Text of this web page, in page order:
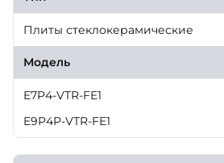
Плиты стеклокерамические
Модель
E7P4-VTR-FE1
E9P4P-VTR-FE1